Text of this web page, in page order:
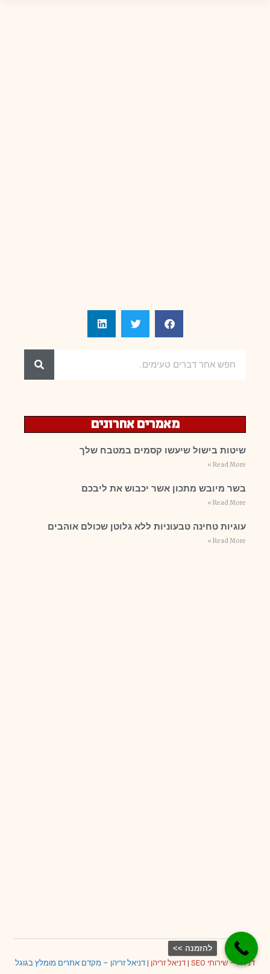
מאמרים אחרונים
שיטות בישול שיעשו קסמים במטבח שלך
Read More »
בשר מיובש מתכון אשר יכבוש את ליבכם
Read More »
עוגיות טחינה טבעוניות ללא גלוטן שכולם אוהבים
Read More »
דניאל – שירותי SEO | דניאל זריהן | דניאל זריהן – מקדם אתרים מומלץ בגוגל
להזמנה >>